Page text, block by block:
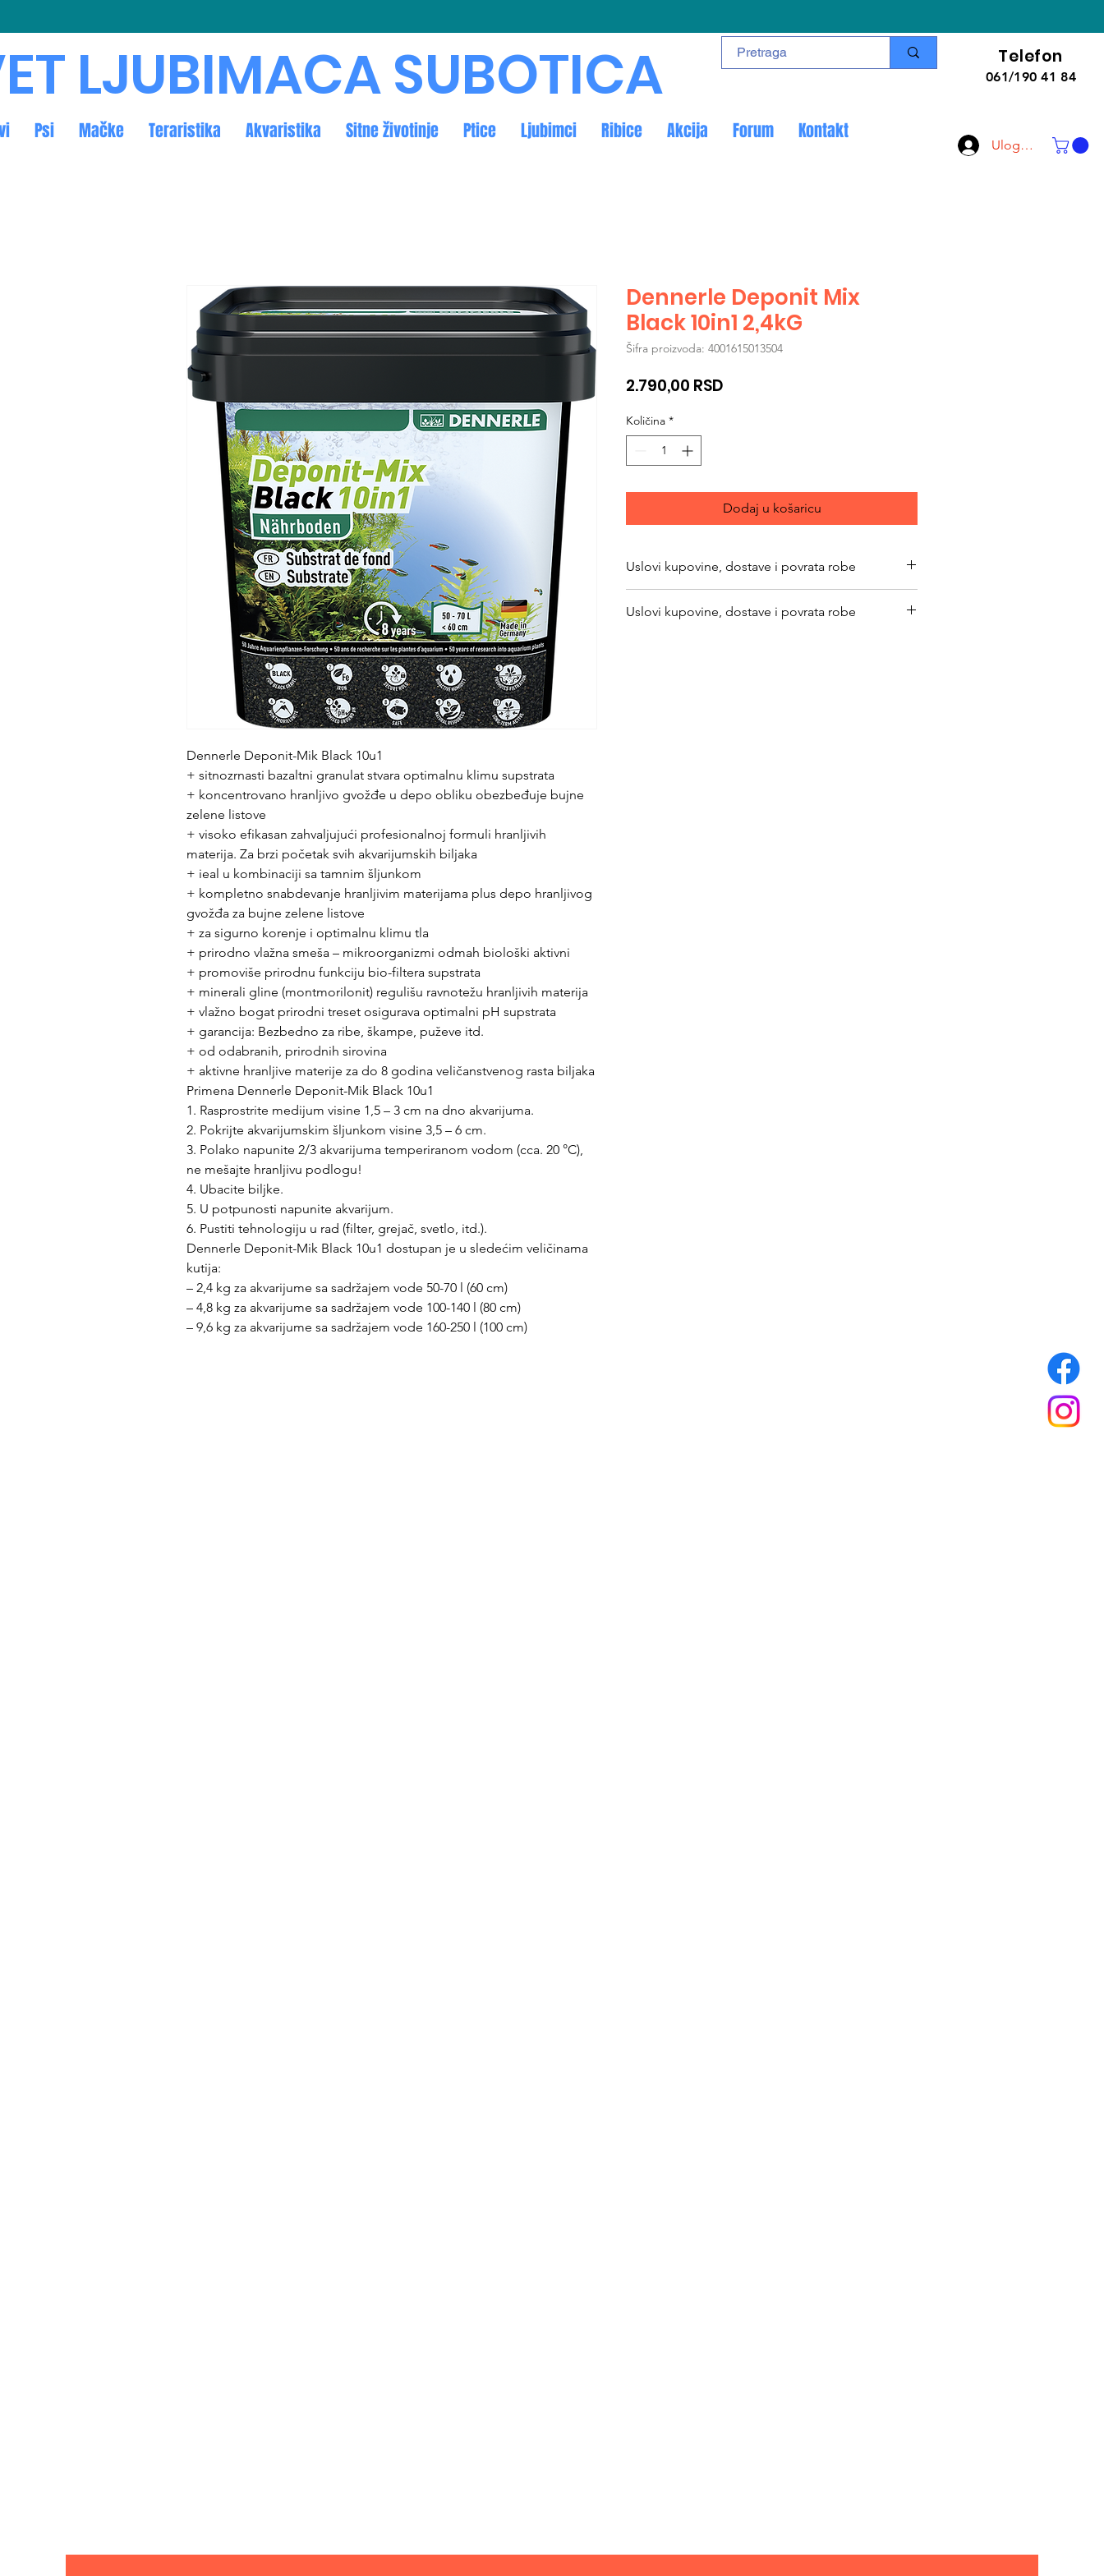
Telefon
061/190 41 84
Uloguj se
Psi Mačke Teraristika Akvaristika Sitne životinje Ptice Ljubimci Ribice Akcija Forum Kontakt
LJUBIMACA SUBOTICA
Dennerle Deponit-Mik Black 10u1
+ sitnozrnasti bazaltni granulat stvara optimalnu klimu supstrata
+ koncentrovano hranljivo gvožđe u depo obliku obezbeđuje bujne
zelene listove
+ visoko efikasan zahvaljujući profesionalnoj formuli hranljivih
materija. Za brzi početak svih akvarijumskih biljaka
+ ieal u kombinaciji sa tamnim šljunkom
+ kompletno snabdevanje hranljivim materijama plus depo hranljivog
gvožđa za bujne zelene listove
+ za sigurno korenje i optimalnu klimu tla
+ prirodno vlažna smeša – mikroorganizmi odmah biološki aktivni
+ promoviše prirodnu funkciju bio-filtera supstrata
+ minerali gline (montmorilonit) regulišu ravnotežu hranljivih materija
+ vlažno bogat prirodni treset osigurava optimalni pH supstrata
+ garancija: Bezbedno za ribe, škampe, puževe itd.
+ od odabranih, prirodnih sirovina
+ aktivne hranljive materije za do 8 godina veličanstvenog rasta biljaka
Primena Dennerle Deponit-Mik Black 10u1
1. Rasprostrite medijum visine 1,5 – 3 cm na dno akvarijuma.
2. Pokrijte akvarijumskim šljunkom visine 3,5 – 6 cm.
3. Polako napunite 2/3 akvarijuma temperiranom vodom (cca. 20 °C),
ne mešajte hranljivu podlogu!
4. Ubacite biljke.
5. U potpunosti napunite akvarijum.
6. Pustiti tehnologiju u rad (filter, grejač, svetlo, itd.).
Dennerle Deponit-Mik Black 10u1 dostupan je u sledećim veličinama
kutija:
– 2,4 kg za akvarijume sa sadržajem vode 50-70 l (60 cm)
– 4,8 kg za akvarijume sa sadržajem vode 100-140 l (80 cm)
– 9,6 kg za akvarijume sa sadržajem vode 160-250 l (100 cm)
Dennerle Deponit Mix
Black 10in1 2,4kG
Šifra proizvoda: 4001615013504
2.790,00 RSD
Količina *
Dodaj u košaricu
Uslovi kupovine, dostave i povrata robe
returns
Uslovi kupovine, dostave i povrata robe